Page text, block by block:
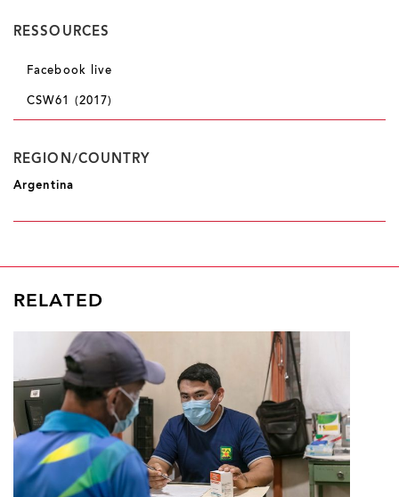
RESSOURCES
Facebook live
CSW61 (2017)
REGION/COUNTRY
Argentina
RELATED